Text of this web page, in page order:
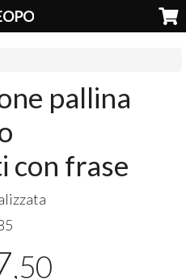
pallina
con frase
,50